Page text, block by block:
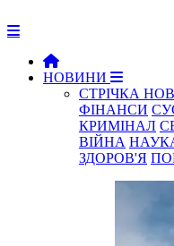
НОВИНИ
СТРІЧКА
ФІНАНСИ
КРИМІНАЛ
ВІЙНА
ЗДОРОВ'Я